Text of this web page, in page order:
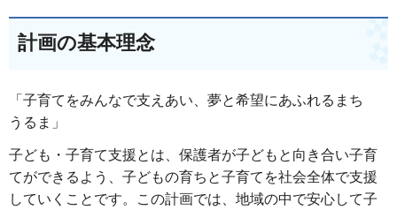
計画の基本理念
「子育てをみんなで支えあい、夢と希望にあふれるまち
うるま」
子ども・子育て支援とは、保護者が子どもと向き合い子育
てができるよう、子どもの育ちと子育てを社会全体で支援
していくことです。この計画では、地域の中で安心して子